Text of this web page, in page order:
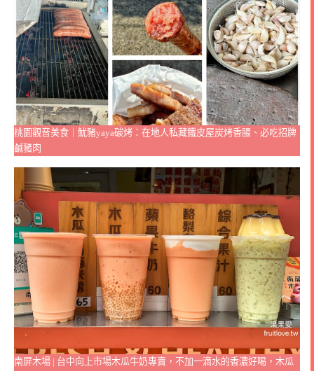
桃園觀音美食｜魷豬yaya碳烤：在地人私藏鐵皮屋炭烤香腸、必吃招牌
鹹豬肉
南屏木場 | 台中向上市場木瓜牛奶專賣，不加一滴水的香濃好喝，木瓜